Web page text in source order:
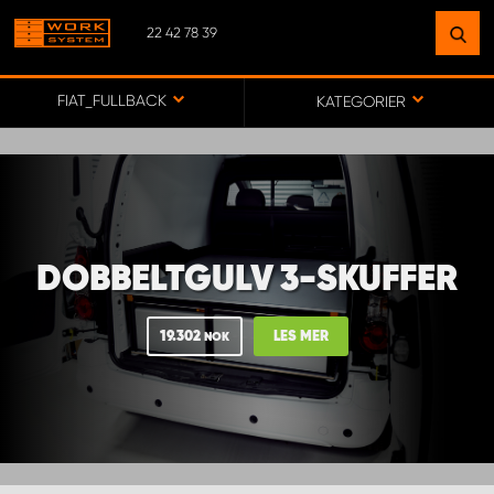
22 42 78 39
FIAT_FULLBACK KATEGORIER
DOBBELTGULV 3-SKUFFER
19.302 NOK LES MER
NÆR DEG
GÅ TIL KARTET
MONTERING BÆRUM
MONTERING FREDRIKSTAD